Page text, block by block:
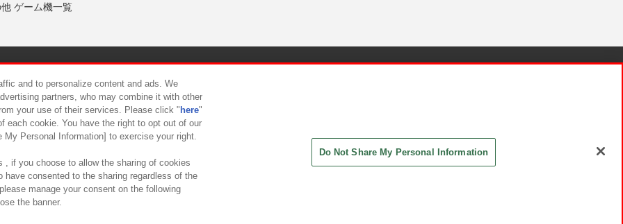
ゲーム機一覧
について カスタマーハラスメント対応方針
and to personalize content and ads. We
partners, who may combine it with other
your use of their services. Please click " here"
each cookie. You have the right to opt out of our
Personal Information] to exercise your right.
, if you choose to allow the sharing of cookies
have consented to the sharing regardless of the
manage your consent on the following
the banner.
Do Not Share My Personal Information